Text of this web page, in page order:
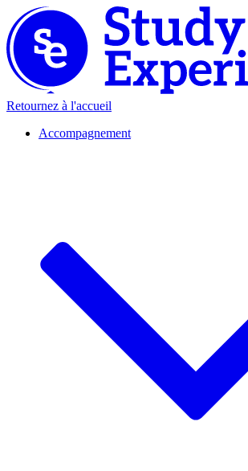
Retournez à l'accueil
Accompagnement